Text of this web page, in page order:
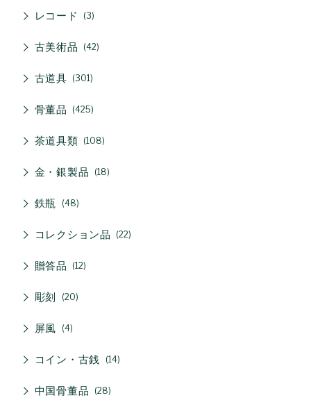
レコード 3
古美術品 42
古道具 301
骨董品 425
茶道具類 108
金・銀製品 18
鉄瓶 48
コレクション品 22
贈答品 12
彫刻 20
屏風 4
コイン・古銭 14
中国骨董品 28